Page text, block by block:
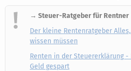
→ Steuer-Ratgeber für Rentner
Der kleine Rentenratgeber
wissen müssen
Renten in der Steuererklärung -
Geld gespart